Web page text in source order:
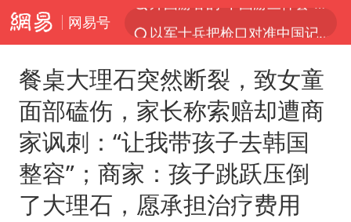
网易号
辽宁省深化扫黑除恶专项斗争
谢霆锋演唱会隔空祝王菲生日快乐
方桃子代言广告视频已下架
餐桌大理石突然断裂，致女童
面部磕伤，家长称索赔却遭商
家讽刺：“让我带孩子去韩国
整容”；商家：孩子跳跃压倒
了大理石，愿承担治疗费用